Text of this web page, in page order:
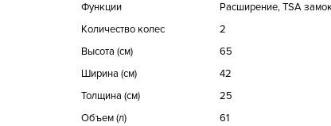
Функции
Расширение, TSA
Количество колес
2
Высота (см)
65
Ширина (см)
42
Толщина (см)
25
Объем (л)
61